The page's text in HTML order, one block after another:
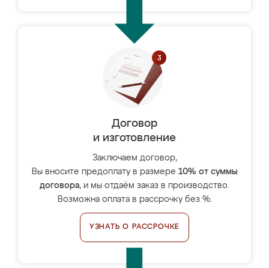
Договор
и изготовление
Заключаем договор,
Вы вносите предоплату в размере 10% от суммы
договора, и мы отдаём заказ в производство.
Возможна оплата в рассрочку без %.
УЗНАТЬ О РАССРОЧКЕ